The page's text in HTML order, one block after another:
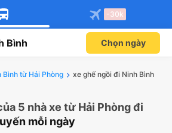
-30k
Bình Chọn ngày
Bình từ Hải Phòng
xe ghế ngồi đi Ninh Bình
5 nhà xe từ Hải Phòng đi
mỗi ngày